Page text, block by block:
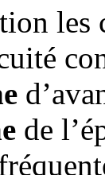
les
de